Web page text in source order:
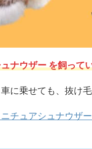
ナウザー を飼って
に乗せても、抜け
ニチュアシュナウザ